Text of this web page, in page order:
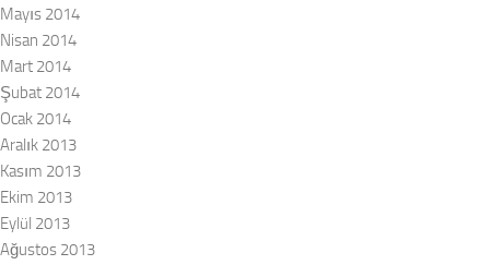
Mayıs 2014
Nisan 2014
Mart 2014
Şubat 2014
Ocak 2014
Aralık 2013
Kasım 2013
Ekim 2013
Eylül 2013
Ağustos 2013